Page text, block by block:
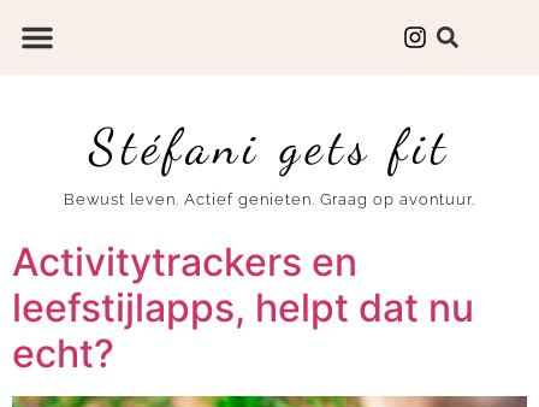
Stéfani gets fit
Bewust leven. Actief genieten. Graag op avontuur.
Activitytrackers en
leefstijlapps, helpt dat nu
echt?